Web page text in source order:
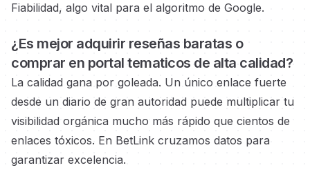
Fiabilidad, algo vital para el algoritmo de Google.
¿Es mejor adquirir reseñas baratas o
comprar en portal tematicos de alta calidad?
La calidad gana por goleada. Un único enlace fuerte
desde un diario de gran autoridad puede multiplicar tu
visibilidad orgánica mucho más rápido que cientos de
enlaces tóxicos. En BetLink cruzamos datos para
garantizar excelencia.